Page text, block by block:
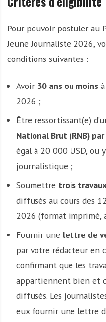
Pour pouvoir postuler au
Jeune Journaliste 2026,
conditions suivantes :
Avoir 30 ans ou moinsà
2026 ;
Être ressortissant(e)
National Brut (RNB)
égal à 20 000 USD, ou
journalistique ;
Soumettre trois
diffusés au cours des
2026 (format imprimé,
Fournir une lettre de
par votre rédacteur en
confirmant que les
appartiennent bien et
diffusés. Les
eux fournir une lettre